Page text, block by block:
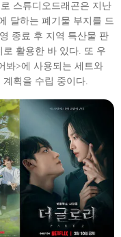
스튜디오드래곤은 지난
달하는 폐기물 부지를 드
종료 후 지역 특산물 판
활용한 바 있다. 또 우
봐>에 사용되는 세트와
획을 수립 중이다.